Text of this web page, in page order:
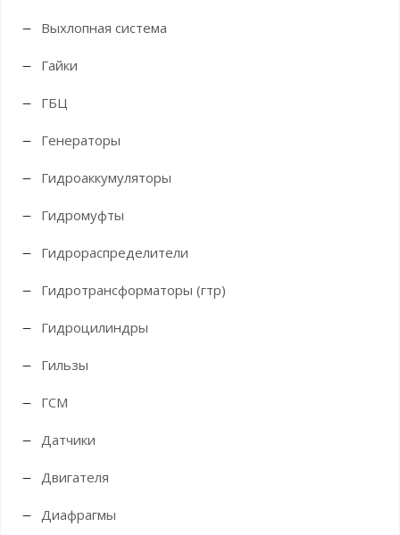
Выхлопная система
Гайки
ГБЦ
Генераторы
Гидроаккумуляторы
Гидромуфты
Гидрораспределители
Гидротрансформаторы (гтр)
Гидроцилиндры
Гильзы
ГСМ
Датчики
Двигателя
Диафрагмы